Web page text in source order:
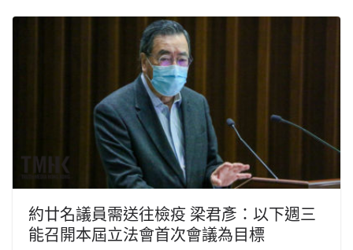
約廿名議員需送往檢疫 梁君彥：以下週三
能召開本屆立法會首次會議為目標